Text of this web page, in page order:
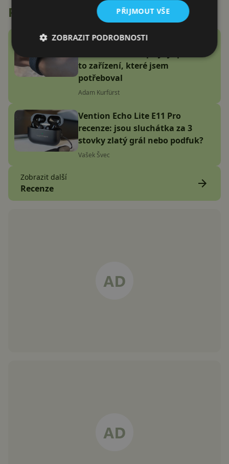
Recenze
Google Fitbit Air recenze:
to zařízení, které jsem
potřeboval
Adam Kurfürst
Vention Echo Lite E11 Pro
recenze: jsou sluchátka za 3
stovky zlatý grál nebo podfuk?
Vašek Švec
Zobrazit další
Recenze
PŘIJMOUT VŠE
ZOBRAZIT PODROBNOSTI